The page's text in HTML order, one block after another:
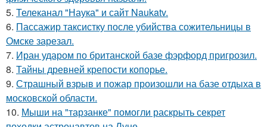
5. Телеканал "Наука" и сайт Naukatv.
6. Пассажир таксистку после убийства сожительницы в
Омске зарезал.
7. Иран ударом по британской базе фэрфорд пригрозил.
8. Тайны древней крепости копорье.
9. Страшный взрыв и пожар произошли на базе отдыха в
московской области.
10. Мыши на "тарзанке" помогли раскрыть секрет